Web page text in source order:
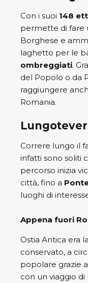
Con i suoi 148
permette di fare
Borghese e
laghetto per le
ombreggiati.
del Popolo o da
raggiungere
Romania.
Correre lungo il
infatti sono soliti
percorso inizia
città, fino a
luoghi di
Appena fuori
Ostia Antica era
conservato, a
popolare grazie
con un viaggio